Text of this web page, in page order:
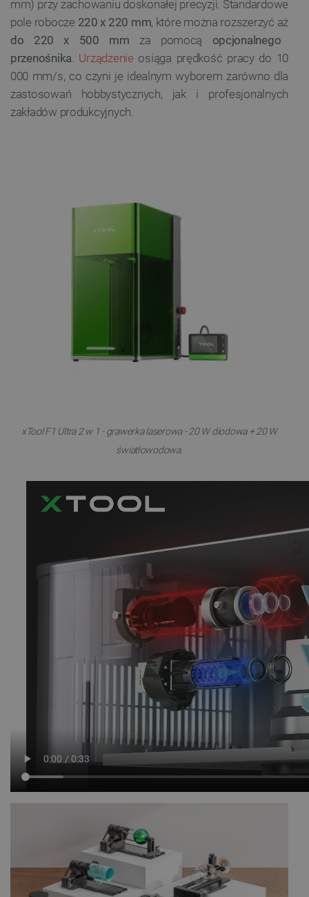
mm) przy zachowaniu doskonałej precyzji. Standardowe
pole robocze 220 x 220 mm, które można rozszerzyć aż
do 220 x 500 mm za pomocą opcjonalnego
przenośnika. Urządzenie osiąga prędkość pracy do 10
000 mm/s, co czyni je idealnym wyborem zarówno dla
zastosowań hobbystycznych, jak i profesjonalnych
zakładów produkcyjnych.
xTool F1 Ultra 2 w 1 - grawerka laserowa - 20 W diodowa + 20 W
światłowodowa.